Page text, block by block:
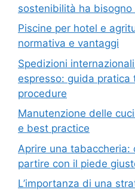
sostenibilità ha
Piscine per hotel e
normativa e vantaggi
Spedizioni
espresso: guida pratica
procedure
Manutenzione delle
e best practice
Aprire una tabaccheria:
partire con il piede
L’importanza di una